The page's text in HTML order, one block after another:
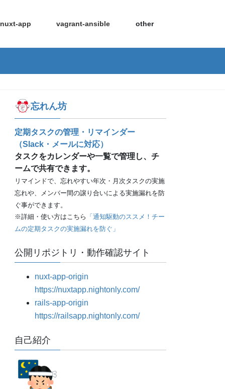
nuxt-app vagrant-ansible other
忘れん坊
定期タスクの管理・リマインダー
（Slack・メールに対応）
タスクをカレンダーや一覧で管理し、チ
ームで共有できます。
リマインドで、忘れやすい年次・月次タスクの実施
忘れや、メンバー間の譲り合いによる実施漏れを防
ぐ事ができます。
※詳細・使い方はこちら 「通知駆動のススメ！チー
ムの定期タスクの実施漏れを防ぐ」
公開リポジトリ・動作確認サイト
nuxt-app-origin
https://nuxtapp.nightonly.com/
rails-app-origin
https://railsapp.nightonly.com/
自己紹介